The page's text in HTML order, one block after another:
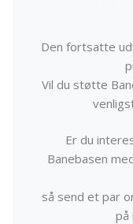
Den fortsatte
Vil du støtte
Er du
Banebasen
så send et par
på